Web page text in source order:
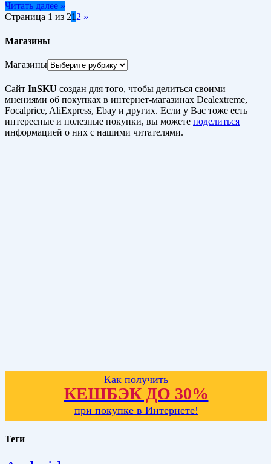
Читать далее »
Страница 1 из 21 2 »
Магазины
Магазины
Сайт InSKU создан для того, чтобы делиться своими
мнениями об покупках в интернет-магазинах Dealextreme,
Focalprice, AliExpress, Ebay и других. Если у Вас тоже есть
интересные и полезные покупки, вы можете поделиться
информацией о них с нашими читателями.
Как получить
КЕШБЭК ДО 30%
при покупке в Интернете!
Теги